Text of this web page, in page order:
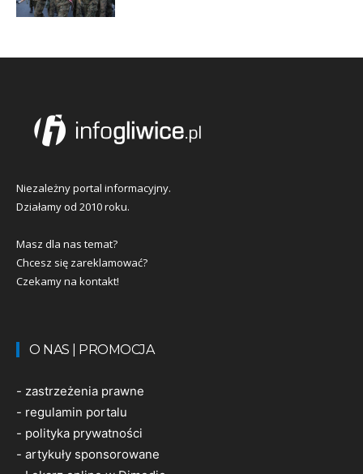
Niezależny portal informacyjny.
Działamy od 2010 roku.
Masz dla nas temat?
Chcesz się zareklamować?
Czekamy na kontakt!
O NAS | PROMOCJA
- zastrzeżenia prawne
- regulamin portalu
- polityka prywatności
- artykuły sponsorowane